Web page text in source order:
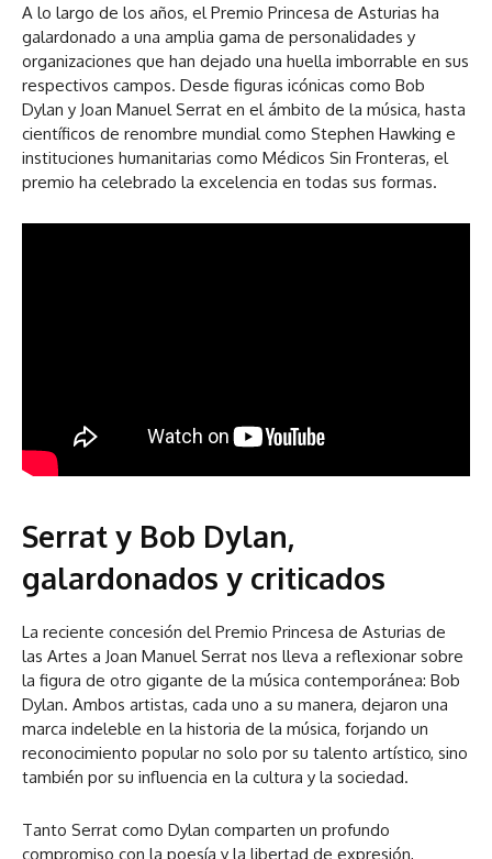
A lo largo de los años, el Premio Princesa de Asturias ha
galardonado a una amplia gama de personalidades y
organizaciones que han dejado una huella imborrable en sus
respectivos campos. Desde figuras icónicas como Bob
Dylan y Joan Manuel Serrat en el ámbito de la música, hasta
científicos de renombre mundial como Stephen Hawking e
instituciones humanitarias como Médicos Sin Fronteras, el
premio ha celebrado la excelencia en todas sus formas.
Serrat y Bob Dylan,
galardonados y criticados
La reciente concesión del Premio Princesa de Asturias de
las Artes a Joan Manuel Serrat nos lleva a reflexionar sobre
la figura de otro gigante de la música contemporánea: Bob
Dylan. Ambos artistas, cada uno a su manera, dejaron una
marca indeleble en la historia de la música, forjando un
reconocimiento popular no solo por su talento artístico, sino
también por su influencia en la cultura y la sociedad.
Tanto Serrat como Dylan comparten un profundo
compromiso con la poesía y la libertad de expresión,